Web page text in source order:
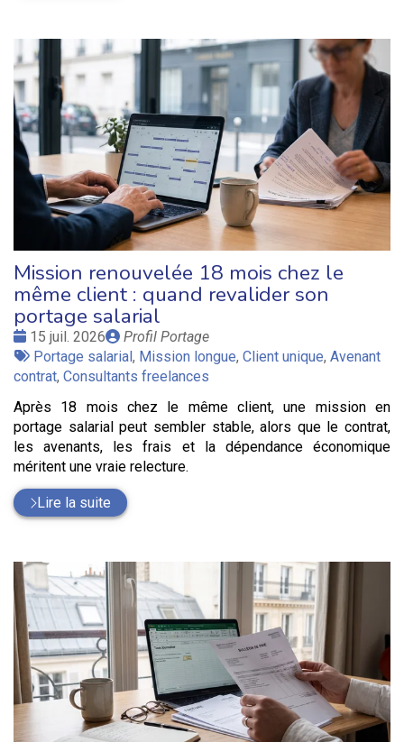
Mission renouvelée 18 mois chez le
même client : quand revalider son
portage salarial
Date
:
15 juil. 2026
Publié
par
Profil Portage
Tags
:
Portage salarial, Mission longue, Client unique, Avenant
contrat, Consultants freelances
Après 18 mois chez le même client, une mission en
portage salarial peut sembler stable, alors que le contrat,
les avenants, les frais et la dépendance économique
méritent une vraie relecture.
Lire la suite